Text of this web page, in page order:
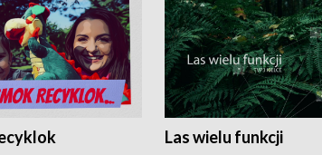
Las wielu funkcji